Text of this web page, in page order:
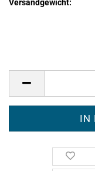
Versandgewicht: